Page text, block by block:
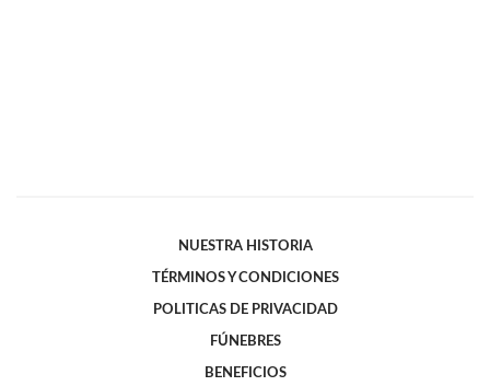
NUESTRA HISTORIA
TÉRMINOS Y CONDICIONES
POLITICAS DE PRIVACIDAD
FÚNEBRES
BENEFICIOS